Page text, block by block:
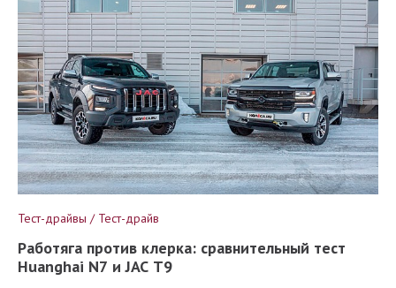
Тест-драйвы / Тест-драйв
Работяга против клерка: сравнительный тест
Huanghai N7 и JAC T9